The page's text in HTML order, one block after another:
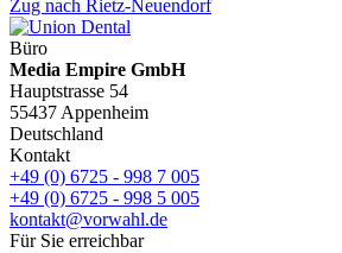
Zug nach Rietz-Neuendorf
Büro
Media Empire GmbH
Hauptstrasse 54
55437 Appenheim
Deutschland
Kontakt
+49 (0) 6725 - 998 7 005
+49 (0) 6725 - 998 5 005
kontakt@vorwahl.de
Für Sie erreichbar